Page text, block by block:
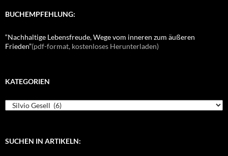
BUCHEMPFEHLUNG:
“Nachhaltige Lebensfreude, Wege vom inneren zum äußeren
Frieden”(pdf-format, kostenloses Herunterladen)
KATEGORIEN
g
SUCHEN IN ARTIKELN: